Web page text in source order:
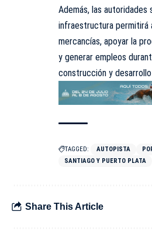
Además, las autoridades
infraestructura permitirá
mercancías, apoyar la
y generar empleos
construcción y
TAGGED: AUTOPISTA
SANTIAGO Y PUERTO PLATA
Share This Article